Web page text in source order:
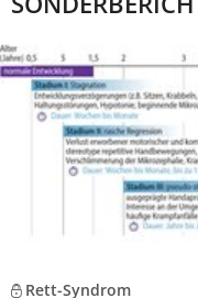
Rett-Syndrom